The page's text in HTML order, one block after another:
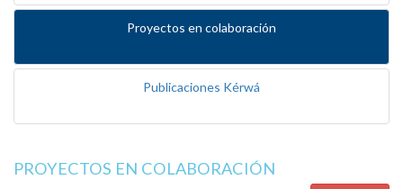
Proyectos en colaboración
Publicaciones Kérwá
PROYECTOS EN COLABORACIÓN